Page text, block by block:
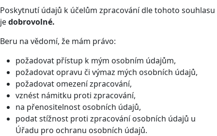
Poskytnutí údajů k účelům zpracování dle tohoto souhlasu
jedobrovolné.
Beru na vědomí, že mám právo:
požadovat přístup k mým osobním údajům,
požadovat opravu či výmaz mých osobních údajů,
požadovat omezení zpracování,
vznést námitku proti zpracování,
na přenositelnost osobních údajů,
podat stížnost proti zpracování osobních údajů u
Úřadu pro ochranu osobních údajů.